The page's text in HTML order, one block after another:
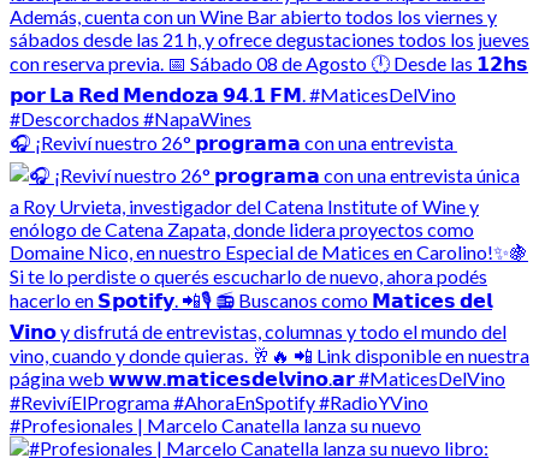
🎧 ¡Reviví nuestro 26° 𝗽𝗿𝗼𝗴𝗿𝗮𝗺𝗮 con una entrevista
#Profesionales | Marcelo Canatella lanza su nuevo